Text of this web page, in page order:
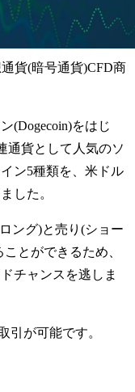
貨(暗号通貨)CFD商
(Dogecoin)をはじ
通貨として人気のソ
ン5種類を、米ドル
した。
ング)と売り(ショー
とができるため、
チャンスを逃しま
引が可能です。